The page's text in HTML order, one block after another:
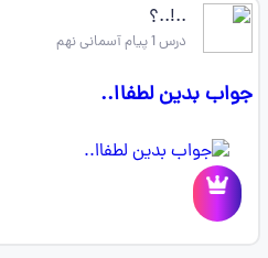
..!..؟
درس 1 پیام آسمانی نهم
جواب بدین لطفاا..